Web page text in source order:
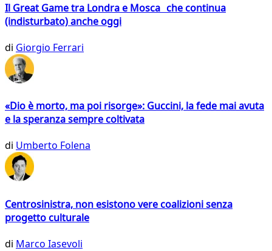
Il Great Game tra Londra e Mosca che continua
(indisturbato) anche oggi
di Giorgio Ferrari
«Dio è morto, ma poi risorge»: Guccini, la fede mai avuta
e la speranza sempre coltivata
di Umberto Folena
Centrosinistra, non esistono vere coalizioni senza
progetto culturale
di Marco Iasevoli